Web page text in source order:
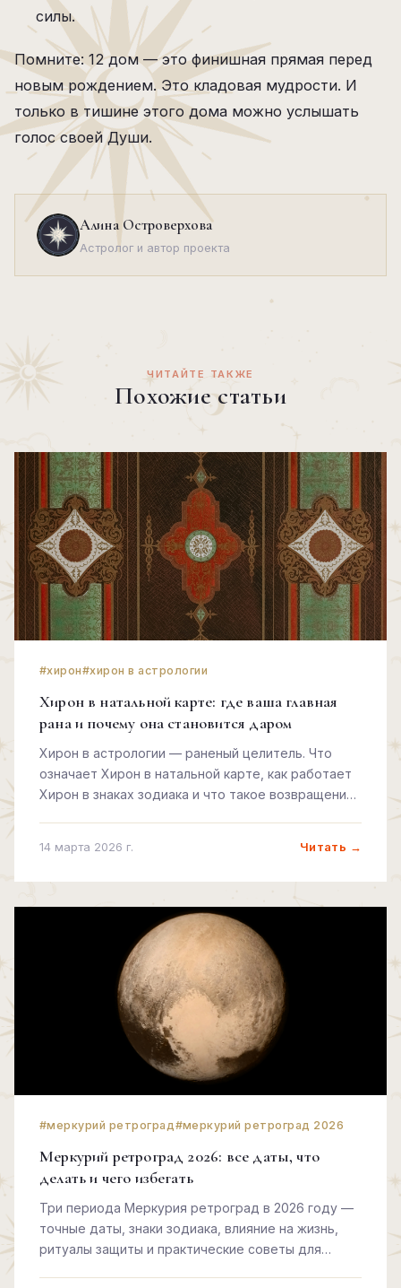
силы.
Помните: 12 дом — это финишная прямая перед
новым рождением. Это кладовая мудрости. И
только в тишине этого дома можно услышать
голос своей Души.
Алина Островерхова
Астролог и автор проекта
ЧИТАЙТЕ ТАКЖЕ
Похожие статьи
#хирон#хирон в астрологии
Хирон в натальной карте: где ваша главная
рана и почему она становится даром
Хирон в астрологии — раненый целитель. Что
означает Хирон в натальной карте, как работает
Хирон в знаках зодиака и что такое возвращение
14 марта 2026 г. Читать →
#меркурий ретроград#меркурий ретроград 2026
Меркурий ретроград 2026: все даты, что
делать и чего избегать
Три периода Меркурия ретроград в 2026 году —
точные даты, знаки зодиака, влияние на жизнь,
ритуалы защиты и практические советы для